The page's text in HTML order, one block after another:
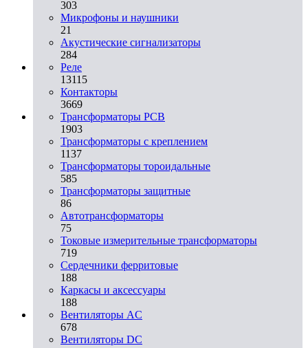
303
Микрофоны и наушники
21
Акустические сигнализаторы
284
Реле
13115
Контакторы
3669
Трансформаторы PCB
1903
Трансформаторы с креплением
1137
Трансформаторы тороидальные
585
Трансформаторы защитные
86
Автотрансформаторы
75
Токовые измерительные трансформаторы
719
Сердечники ферритовые
188
Каркасы и аксессуары
188
Вентиляторы AC
678
Вентиляторы DC